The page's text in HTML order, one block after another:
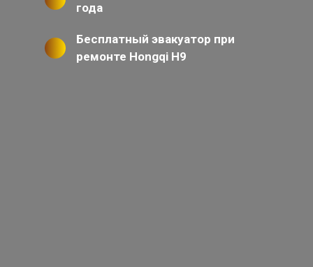
года
Бесплатный эвакуатор при
ремонте Hongqi H9